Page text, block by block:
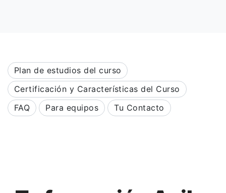
Plan de estudios del curso
Certificación y Características del Curso
FAQ
Para equipos Tu Contacto